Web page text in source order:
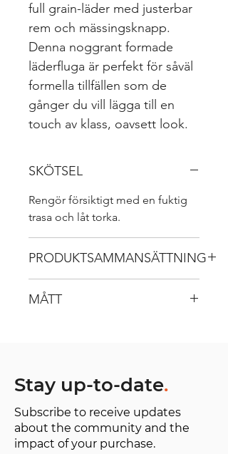
full grain-läder med justerbar
rem och mässingsknapp.
Denna noggrant formade
läderfluga är perfekt för såväl
formella tillfällen som de
gånger du vill lägga till en
touch av klass, oavsett look.
SKÖTSEL
Rengör försiktigt med en fuktig
trasa och låt torka.
PRODUKTSAMMANSÄTTNING
MÅTT
Stay up-to-date.
Subscribe to receive updates
about the community and the
impact of your purchase.